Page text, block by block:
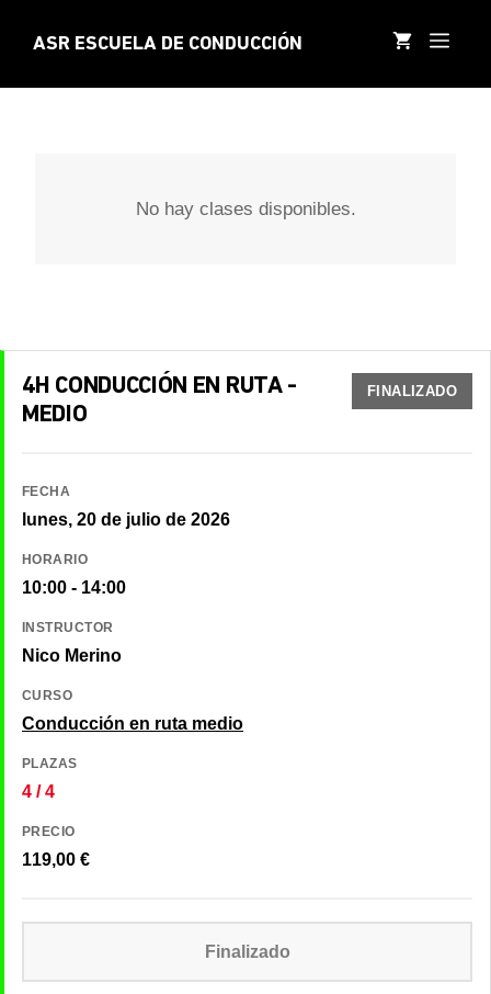
contenido
ASR ESCUELA DE CONDUCCIÓN
No hay clases disponibles.
4H CONDUCCIÓN EN RUTA -
MEDIO
FINALIZADO
FECHA
lunes, 20 de julio de 2026
HORARIO
10:00 - 14:00
INSTRUCTOR
Nico Merino
CURSO
Conducción en ruta medio
PLAZAS
4 / 4
PRECIO
119,00 €
Finalizado